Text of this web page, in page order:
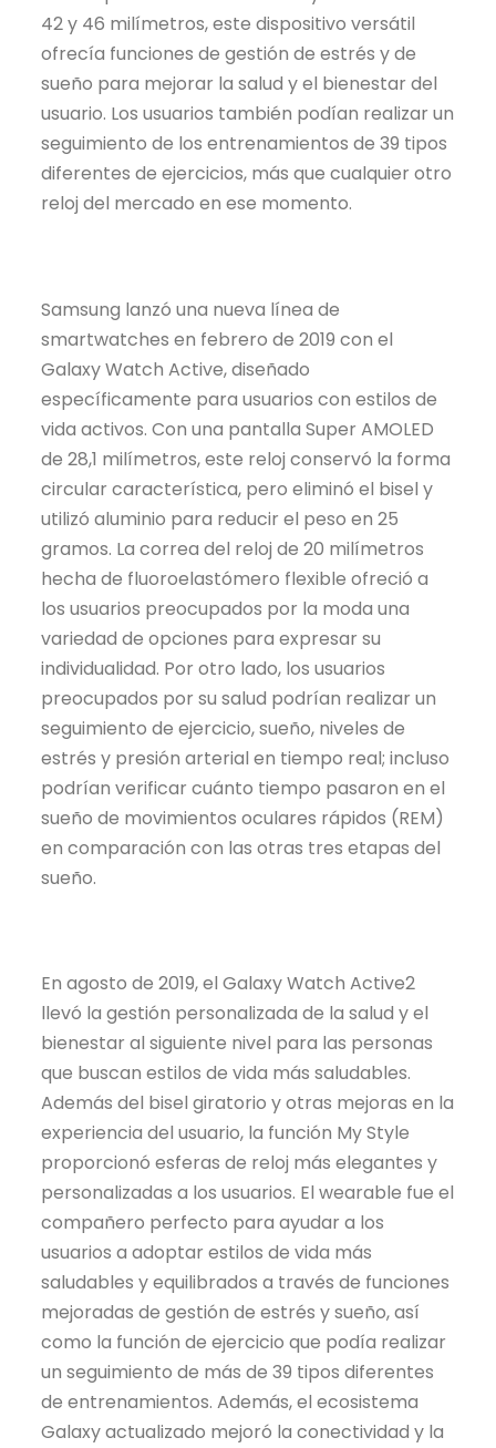
42 y 46 milímetros, este dispositivo versátil
ofrecía funciones de gestión de estrés y de
sueño para mejorar la salud y el bienestar del
usuario. Los usuarios también podían realizar un
seguimiento de los entrenamientos de 39 tipos
diferentes de ejercicios, más que cualquier otro
reloj del mercado en ese momento.
Samsung lanzó una nueva línea de
smartwatches en febrero de 2019 con el
Galaxy Watch Active, diseñado
específicamente para usuarios con estilos de
vida activos. Con una pantalla Super AMOLED
de 28,1 milímetros, este reloj conservó la forma
circular característica, pero eliminó el bisel y
utilizó aluminio para reducir el peso en 25
gramos. La correa del reloj de 20 milímetros
hecha de fluoroelastómero flexible ofreció a
los usuarios preocupados por la moda una
variedad de opciones para expresar su
individualidad. Por otro lado, los usuarios
preocupados por su salud podrían realizar un
seguimiento de ejercicio, sueño, niveles de
estrés y presión arterial en tiempo real; incluso
podrían verificar cuánto tiempo pasaron en el
sueño de movimientos oculares rápidos (REM)
en comparación con las otras tres etapas del
sueño.
En agosto de 2019, el Galaxy Watch Active2
llevó la gestión personalizada de la salud y el
bienestar al siguiente nivel para las personas
que buscan estilos de vida más saludables.
Además del bisel giratorio y otras mejoras en la
experiencia del usuario, la función My Style
proporcionó esferas de reloj más elegantes y
personalizadas a los usuarios. El wearable fue el
compañero perfecto para ayudar a los
usuarios a adoptar estilos de vida más
saludables y equilibrados a través de funciones
mejoradas de gestión de estrés y sueño, así
como la función de ejercicio que podía realizar
un seguimiento de más de 39 tipos diferentes
de entrenamientos. Además, el ecosistema
Galaxy actualizado mejoró la conectividad y la